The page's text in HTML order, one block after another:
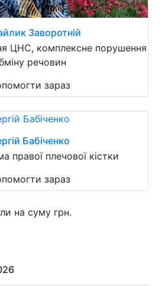
Заворотній
ЦНС, комплексне порушення
речовин
зараз
Бабіченко
правої плечової кістки
зараз
на суму грн.